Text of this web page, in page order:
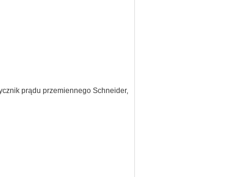
prądu przemiennego Schneider,